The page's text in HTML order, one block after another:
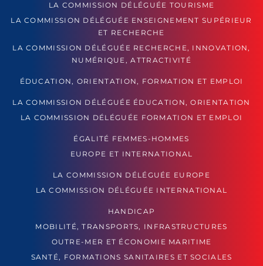
LA COMMISSION DÉLÉGUÉE TOURISME
LA COMMISSION DÉLÉGUÉE ENSEIGNEMENT SUPÉRIEUR
ET RECHERCHE
LA COMMISSION DÉLÉGUÉE RECHERCHE, INNOVATION,
NUMÉRIQUE, ATTRACTIVITÉ
ÉDUCATION, ORIENTATION, FORMATION ET EMPLOI
LA COMMISSION DÉLÉGUÉE ÉDUCATION, ORIENTATION
LA COMMISSION DÉLÉGUÉE FORMATION ET EMPLOI
ÉGALITÉ FEMMES-HOMMES
EUROPE ET INTERNATIONAL
LA COMMISSION DÉLÉGUÉE EUROPE
LA COMMISSION DÉLÉGUÉE INTERNATIONAL
HANDICAP
MOBILITÉ, TRANSPORTS, INFRASTRUCTURES
OUTRE-MER ET ÉCONOMIE MARITIME
SANTÉ, FORMATIONS SANITAIRES ET SOCIALES